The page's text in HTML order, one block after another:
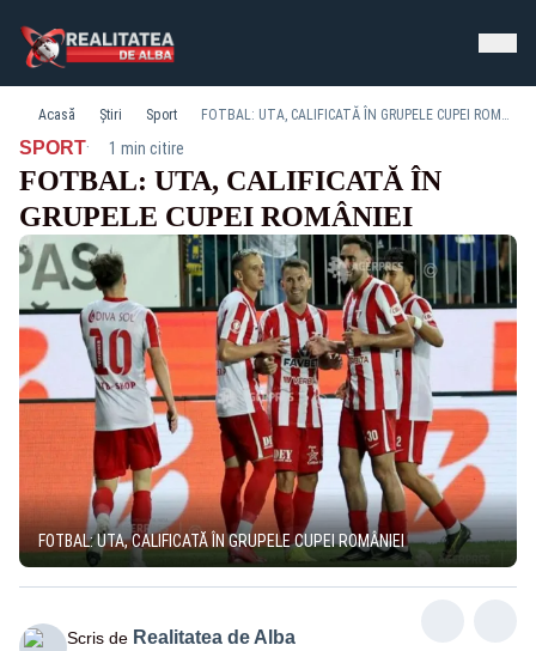
Acasă Știri Sport FOTBAL: UTA, CALIFICATĂ ÎN GRUPELE CUPEI ROMÂNIEI
SPORT· 1 min citire
FOTBAL: UTA, CALIFICATĂ ÎN
GRUPELE CUPEI ROMÂNIEI
FOTBAL: UTA, CALIFICATĂ ÎN GRUPELE CUPEI ROMÂNIEI
Scris de Realitatea de Alba